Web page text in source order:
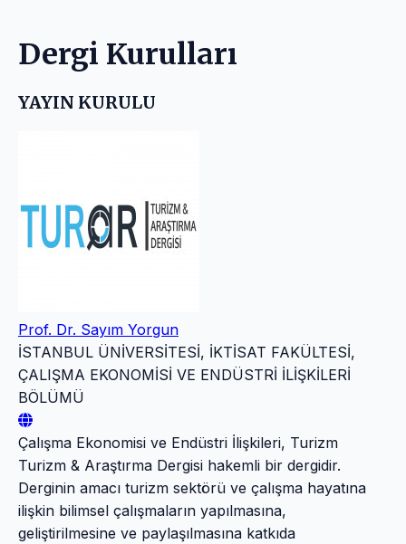
Dergi Kurulları
YAYIN KURULU
Prof. Dr. Sayım Yorgun
İSTANBUL ÜNİVERSİTESİ, İKTİSAT FAKÜLTESİ,
ÇALIŞMA EKONOMİSİ VE ENDÜSTRİ İLİŞKİLERİ
BÖLÜMÜ
Çalışma Ekonomisi ve Endüstri İlişkileri, Turizm
Turizm & Araştırma Dergisi hakemli bir dergidir.
Derginin amacı turizm sektörü ve çalışma hayatına
ilişkin bilimsel çalışmaların yapılmasına,
geliştirilmesine ve paylaşılmasına katkıda